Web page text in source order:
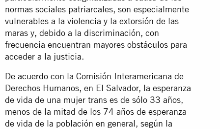
normas sociales patriarcales, son especialmente
vulnerables a la violencia y la extorsión de las
maras y, debido a la discriminación, con
frecuencia encuentran mayores obstáculos para
acceder a la justicia.
De acuerdo con la Comisión Interamericana de
Derechos Humanos, en El Salvador, la esperanza
de vida de una mujer trans es de sólo 33 años,
menos de la mitad de los 74 años de esperanza
de vida de la población en general, según la